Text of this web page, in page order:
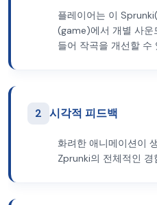
플레이어는 이
(game)에서 개별 사운
들어 작곡을 개선할 수
2 시각적 피드백
화려한 애니메이션이
Zprunki의 전체적인 경